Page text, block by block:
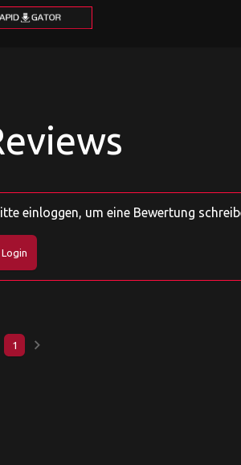
einloggen, um eine Bewertung
Login
1 keyboard_arrow_right